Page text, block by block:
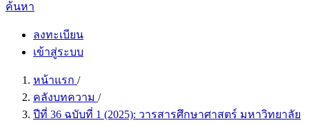
ค้นหา
ลงทะเบียน
เข้าสู่ระบบ
หน้าแรก /
คลังบทความ /
ปีที่ 36 ฉบับที่ 1 (2025): วารสารศึกษาศาสตร์ มหาวิทยาลัย